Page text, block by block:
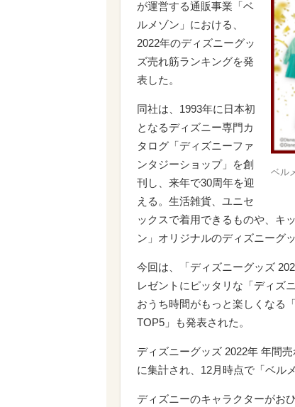
ベル
が運営する通販事業「ベ
ルメゾン」における、
2022年のディズニーグッ
ズ売れ筋ランキングを発
表した。
同社は、1993年に日本初
となるディズニー専門カ
タログ「ディズニーファ
ンタジーショップ」を創
刊し、来年で30周年を迎
える。生活雑貨、ユニセ
ックスで着用できるものや、キ
ン」オリジナルのディズニーグ
今回は、「ディズニーグッズ
レゼントにピッタリな「ディズ
おうち時間がもっと楽しくなる
TOP5」も発表された。
ディズニーグッズ 2022年 年間
に集計され、12月時点で「ベル
ディズニーのキャラクターがお